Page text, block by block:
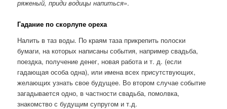
ряженый, приди водицы напиться».
Гадание по скорлупе ореха
Налить в таз воды. По краям таза прикрепить полоски
бумаги, на которых написаны события, например свадьба,
поездка, получение денег, новая работа и т. д. (если
гадающая особа одна), или имена всех присутствующих,
желающих узнать свое будущее. Во втором случае событие
загадывается одно, в частности свадьба, помолвка,
знакомство с будущим супругом и т.д.